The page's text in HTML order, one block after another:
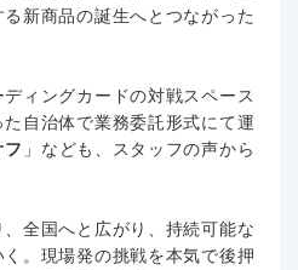
新商品の誕生へとつながった
ィングカードの対戦スペース
自治体で業務委託形式にて運
フ 」なども、スタッフの声から
全国へと広がり、持続可能な
。現場発の挑戦を本気で後押